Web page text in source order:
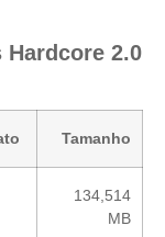
Hardcore 2.0
Tamanho
134,514
MB